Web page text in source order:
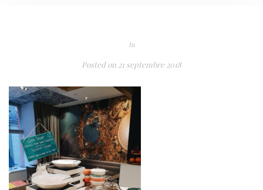
In
Posted on 21 septembre 2018